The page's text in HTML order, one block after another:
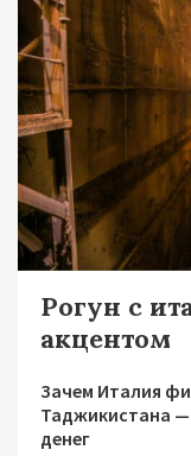
Рогун с
акцентом
Зачем Италия
Таджикистана —
денег